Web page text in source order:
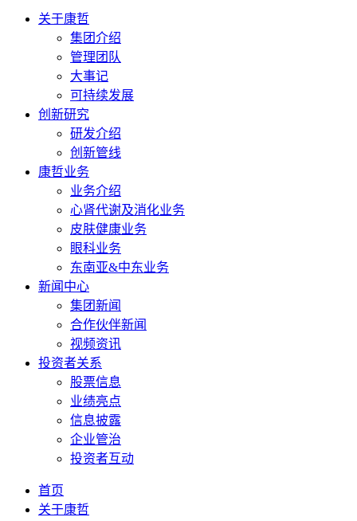
关于康哲
集团介绍
管理团队
大事记
可持续发展
创新研究
研发介绍
创新管线
康哲业务
业务介绍
心肾代谢及消化业务
皮肤健康业务
眼科业务
东南亚&中东业务
新闻中心
集团新闻
合作伙伴新闻
视频资讯
投资者关系
股票信息
业绩亮点
信息披露
企业管治
投资者互动
首页
关于康哲